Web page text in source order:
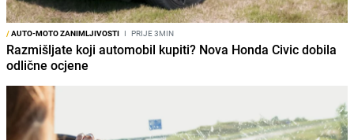
/AUTO-MOTO ZANIMLJIVOSTI I PRIJE 3MIN
Razmišljate koji automobil kupiti? Nova Honda Civic dobila
odlične ocjene